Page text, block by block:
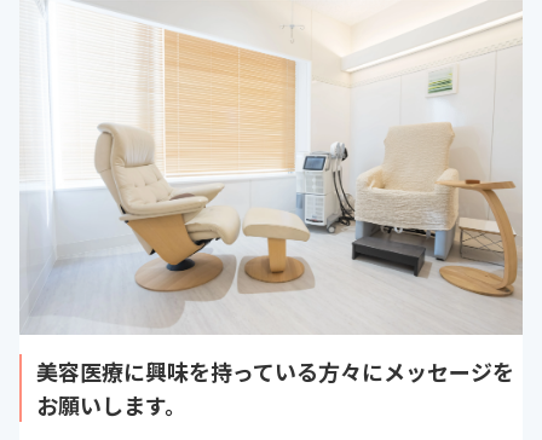
美容医療に興味を持っている方々にメッセージを
お願いします。